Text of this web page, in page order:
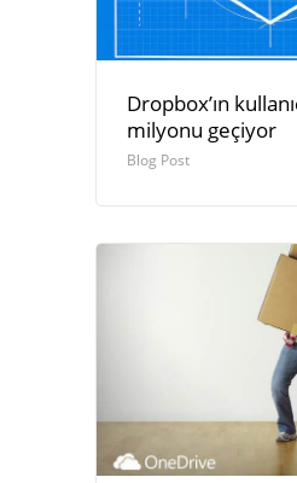
Dropbox’ın
milyonu geçiyor
Blog Post